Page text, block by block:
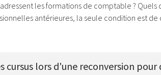
les formations de comptable ?
antérieures, la seule condition est
cursus lors d'une reconversion